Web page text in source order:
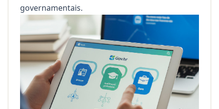
governamentais.